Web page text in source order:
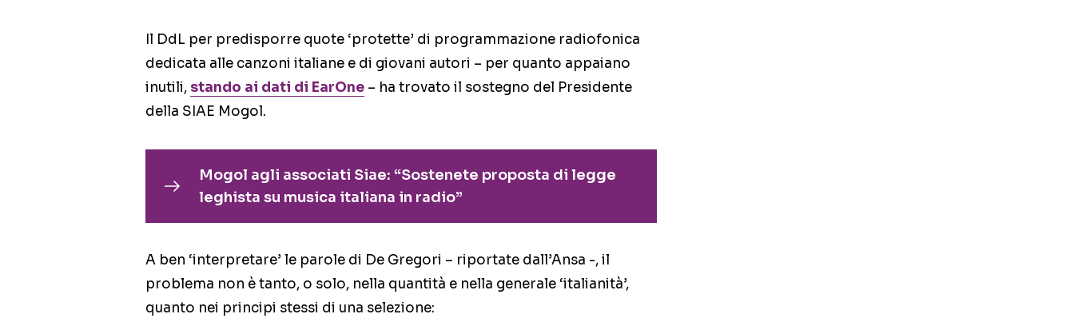
Il DdL per predisporre quote ‘protette’ di programmazione radiofonica
dedicata alle canzoni italiane e di giovani autori – per quanto appaiano
inutili, stando ai dati di EarOne – ha trovato il sostegno del Presidente
della SIAE Mogol.
Mogol agli associati Siae: “Sostenete proposta di legge
leghista su musica italiana in radio”
A ben ‘interpretare’ le parole di De Gregori – riportate dall’Ansa -, il
problema non è tanto, o solo, nella quantità e nella generale ‘italianità’,
quanto nei principi stessi di una selezione: